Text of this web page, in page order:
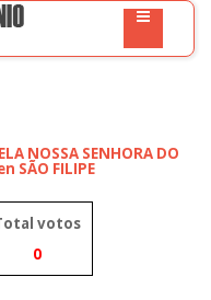
NOSSA SENHORA DO
SÃO FILIPE
votos
0